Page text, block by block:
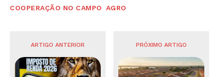
COOPERAÇÃO NO CAMPO AGRO
ARTIGO ANTERIOR PRÓXIMO ARTIGO